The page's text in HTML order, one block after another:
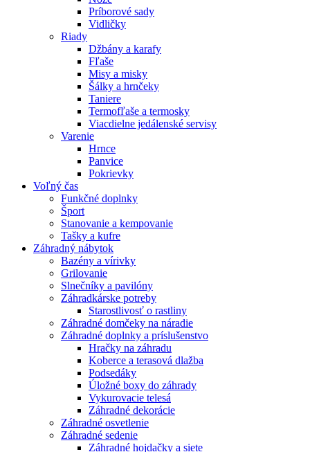
Príborové sady
Vidličky
Riady
Džbány a karafy
Fľaše
Misy a misky
Šálky a hrnčeky
Taniere
Termofľaše a termosky
Viacdielne jedálenské servisy
Varenie
Hrnce
Panvice
Pokrievky
Voľný čas
Funkčné doplnky
Šport
Stanovanie a kempovanie
Tašky a kufre
Záhradný nábytok
Bazény a vírivky
Grilovanie
Slnečníky a pavilóny
Záhradkárske potreby
Starostlivosť o rastliny
Záhradné domčeky na náradie
Záhradné doplnky a príslušenstvo
Hračky na záhradu
Koberce a terasová dlažba
Podsedáky
Úložné boxy do záhrady
Vykurovacie telesá
Záhradné dekorácie
Záhradné osvetlenie
Záhradné sedenie
Záhradné hojdačky a siete